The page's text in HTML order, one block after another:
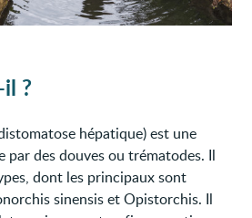
?
hépatique) est une
des douves ou trématodes. Il
dont les principaux sont
sinensis et Opistorchis. Il